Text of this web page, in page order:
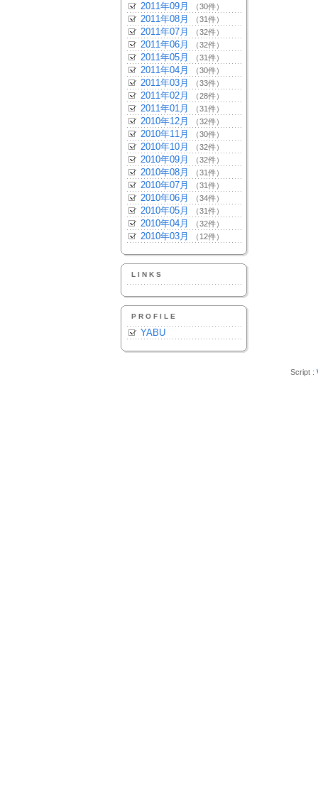
2011年09月 （30件）
2011年08月 （31件）
2011年07月 （32件）
2011年06月 （32件）
2011年05月 （31件）
2011年04月 （30件）
2011年03月 （33件）
2011年02月 （28件）
2011年01月 （31件）
2010年12月 （32件）
2010年11月 （30件）
2010年10月 （32件）
2010年09月 （32件）
2010年08月 （31件）
2010年07月 （31件）
2010年06月 （34件）
2010年05月 （31件）
2010年04月 （32件）
2010年03月 （12件）
LINKS
PROFILE
YABU
Script :